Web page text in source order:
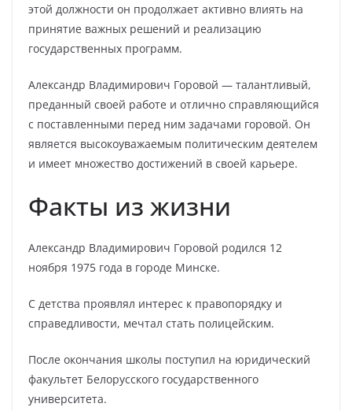
этой должности он продолжает активно влиять на
принятие важных решений и реализацию
государственных программ.
Александр Владимирович Горовой — талантливый,
преданный своей работе и отлично справляющийся
с поставленными перед ним задачами горовой. Он
является высокоуважаемым политическим деятелем
и имеет множество достижений в своей карьере.
Факты из жизни
Александр Владимирович Горовой родился 12
ноября 1975 года в городе Минске.
С детства проявлял интерес к правопорядку и
справедливости, мечтал стать полицейским.
После окончания школы поступил на юридический
факультет Белорусского государственного
университета.